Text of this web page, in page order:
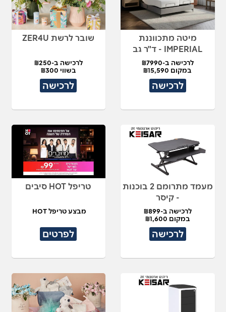
מיטה מתכווננת
IMPERIAL - ד"ר גב
לרכישה ב-₪7990
במקום ₪15,590
לרכישה
שובר לרשת ZER4U
לרכישה ב-₪250
בשווי ₪300
לרכישה
מעמד מתרומם 2 בוכנות
- קיסר
לרכישה ב-₪899
במקום ₪1,600
לרכישה
טריפל HOT סיבים
מבצע טריפל HOT
לפרטים